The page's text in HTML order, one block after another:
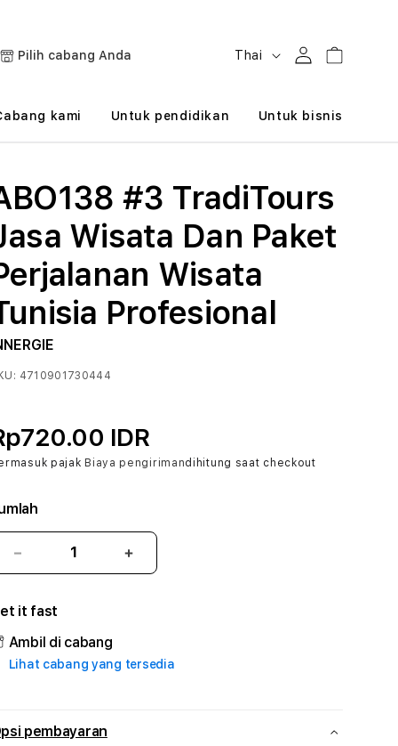
Pilih cabang Anda
B
h
a
Thai MasukKeranjang
kami Untuk pendidikan Untuk bisnis
#3 TradiTours
Wisata Dan Paket
Wisata
Profesional
4710901730444
IDR
pajak Biaya pengirimandihitung saat checkout
Kurangi
jumlah
ABO138
#3
TradiTours
Jasa
Paket
Tambah
jumlah
TradiTours
Jasa
it fast
Ambil di cabang
Lihat cabang yang tersedia
pembayaran